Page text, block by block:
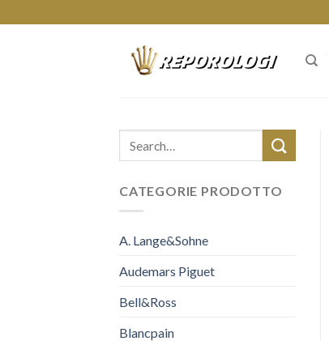
to
CATEGORIE PRODOTTO
A. Lange&Sohne
Audemars Piguet
Bell&Ross
Blancpain